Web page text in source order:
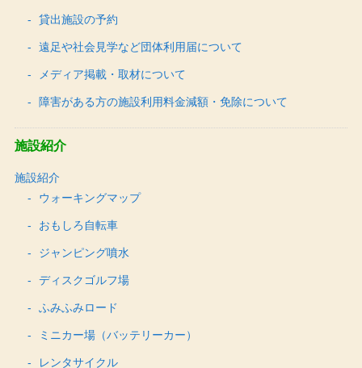
貸出施設の予約
遠足や社会見学など団体利用届について
メディア掲載・取材について
障害がある方の施設利用料金減額・免除について
施設紹介
施設紹介
ウォーキングマップ
おもしろ自転車
ジャンピング噴水
ディスクゴルフ場
ふみふみロード
ミニカー場（バッテリーカー）
レンタサイクル